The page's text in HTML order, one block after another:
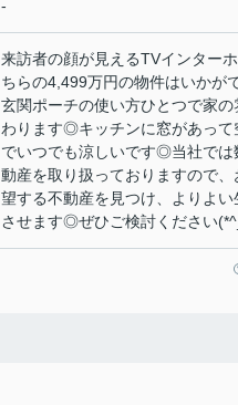
-
来訪者の顔が見えるTVインター
ちらの4,499万円の物件はいかが
玄関ポーチの使い方ひとつで家の
わります◎キッチンに窓があって
でいつでも涼しいです◎当社では
動産を取り扱っておりますので、
望する不動産を見つけ、よりよい
させます◎ぜひご検討ください